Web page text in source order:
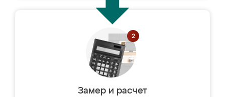
Замер и расчет